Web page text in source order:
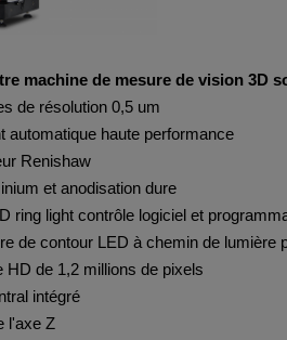
machine de mesure de vision 3D
de résolution 0,5 um
automatique haute performance
Renishaw
et anodisation dure
ring light contrôle logiciel et
de contour LED à chemin de lumière
HD de 1,2 millions de pixels
intégré
l'axe Z